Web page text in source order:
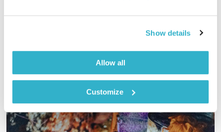
Show details
Allow all
Customize
שעה של מוזיקה מעולה להתעורר איתה, בעריכת ובהגשת אמיר פרי